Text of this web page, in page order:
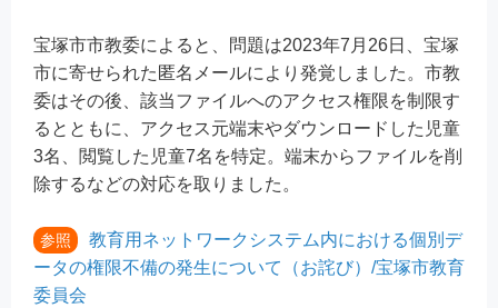
宝塚市市教委によると、問題は2023年7月26日、宝塚
市に寄せられた匿名メールにより発覚しました。市教
委はその後、該当ファイルへのアクセス権限を制限す
るとともに、アクセス元端末やダウンロードした児童
3名、閲覧した児童7名を特定。端末からファイルを削
除するなどの対応を取りました。
参照
教育用ネットワークシステム内における個別デ
ータの権限不備の発生について（お詫び）/宝塚市教育
委員会